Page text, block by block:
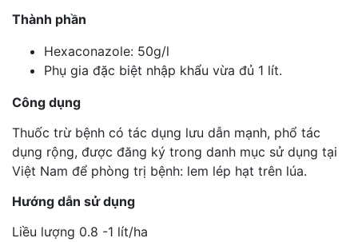
Thành phần
Hexaconazole: 50g/l
Phụ gia đặc biệt nhập khẩu vừa đủ 1 lít.
Công dụng
Thuốc trừ bệnh có tác dụng lưu dẫn mạnh, phổ tác
dụng rộng, được đăng ký trong danh mục sử dụng tại
Việt Nam để phòng trị bệnh: lem lép hạt trên lúa.
Hướng dẫn sử dụng
Liều lượng 0.8 -1 lít/ha